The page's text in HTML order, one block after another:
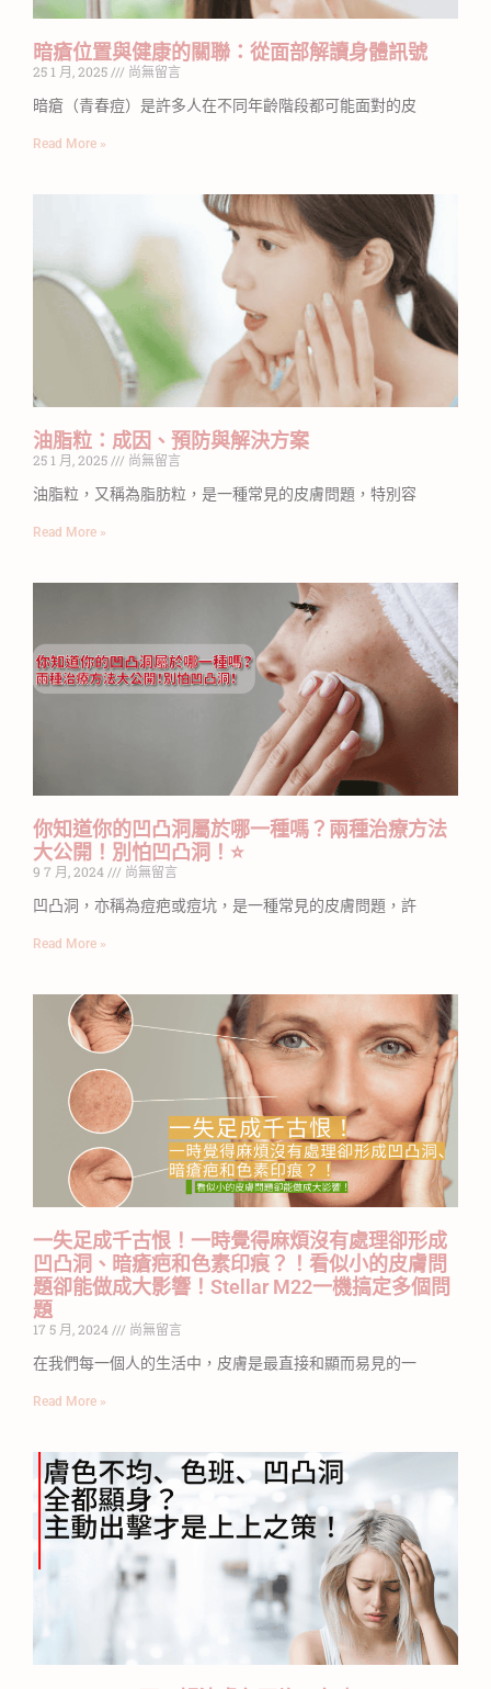
暗瘡位置與健康的關聯：從面部解讀身體訊號
25 1 月, 2025
尚無留言
暗瘡（青春痘）是許多人在不同年齡階段都可能面對的皮
Read More »
油脂粒：成因、預防與解決方案
25 1 月, 2025
尚無留言
油脂粒，又稱為脂肪粒，是一種常見的皮膚問題，特別容
Read More »
你知道你的凹凸洞屬於哪一種嗎？兩種治療方法
大公開！別怕凹凸洞！⭐
9 7 月, 2024
尚無留言
凹凸洞，亦稱為痘疤或痘坑，是一種常見的皮膚問題，許
Read More »
一失足成千古恨！一時覺得麻煩沒有處理卻形成
凹凸洞、暗瘡疤和色素印痕？！看似小的皮膚問
題卻能做成大影響！Stellar M22一機搞定多個問
題
17 5 月, 2024
尚無留言
在我們每一個人的生活中，皮膚是最直接和顯而易見的一
Read More »